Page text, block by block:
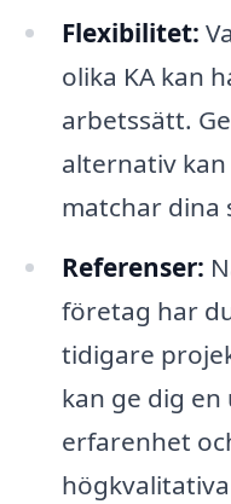
Flexibilitet:
olika KA kan
arbetssätt.
alternativ
matchar dina
Referenser:
företag har
tidigare
kan ge dig
erfarenhet